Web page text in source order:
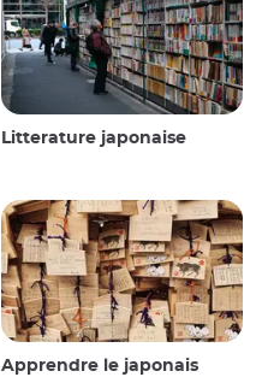
Litterature japonaise
Apprendre le japonais